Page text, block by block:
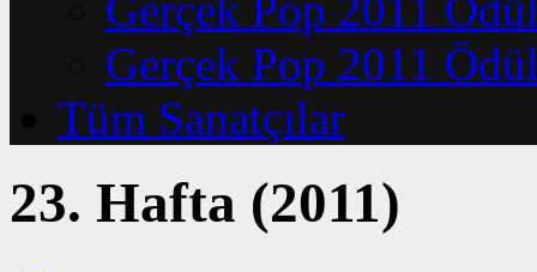
Gerçek Pop 2011
Tüm Sanatçılar
23. Hafta (2011)